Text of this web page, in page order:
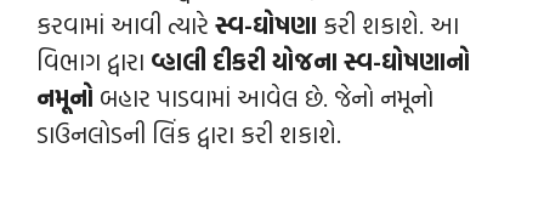
કરવામાં આવી ત્યારે સ્વ-ઘોષણા કરી શકાશે. આ
વિભાગ દ્વારા વ્હાલી દીકરી યોજના સ્વ-ઘોષણાનો
નમૂનો બહાર પાડવામાં આવેલ છે. જેનો નમૂનો
ડાઉનલોડની લિંક દ્વારા કરી શકાશે.